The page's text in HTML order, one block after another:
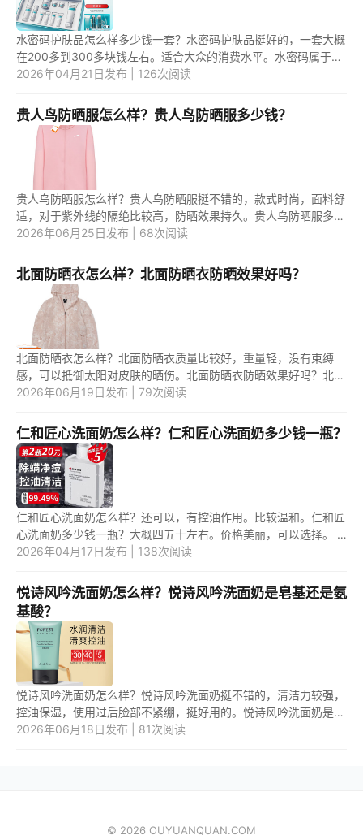
水密码护肤品怎么样多少钱一套？水密码护肤品挺好的，一套大概
在200多到300多块钱左右。适合大众的消费水平。水密码属于什
么档次的品牌？水密码属于中等档次，性价比比较高。 1.水密码护
2026年04月21日发布 | 126次阅读
贵人鸟防晒服怎么样？贵人鸟防晒服多少钱？
贵人鸟防晒服怎么样？贵人鸟防晒服挺不错的，款式时尚，面料舒
适，对于紫外线的隔绝比较高，防晒效果持久。贵人鸟防晒服多少
钱？贵人鸟防晒服的价格一般在50~200元之间。 1.贵人鸟防晒服
2026年06月25日发布 | 68次阅读
北面防晒衣怎么样？北面防晒衣防晒效果好吗？
北面防晒衣怎么样？北面防晒衣质量比较好，重量轻，没有束缚
感，可以抵御太阳对皮肤的晒伤。北面防晒衣防晒效果好吗？北面
防晒衣防晒效果挺不错的。 1.北面防晒衣怎么样？ 北面防晒衣质
2026年06月19日发布 | 79次阅读
仁和匠心洗面奶怎么样？仁和匠心洗面奶多少钱一瓶？
仁和匠心洗面奶怎么样？还可以，有控油作用。比较温和。仁和匠
心洗面奶多少钱一瓶？大概四五十左右。价格美丽，可以选择。 1.
仁和匠心洗面奶怎么样？ 仁和匠心洗面奶，相对来说还可以。可
2026年04月17日发布 | 138次阅读
悦诗风吟洗面奶怎么样？悦诗风吟洗面奶是皂基还是氨
基酸？
悦诗风吟洗面奶怎么样？悦诗风吟洗面奶挺不错的，清洁力较强，
控油保湿，使用过后脸部不紧绷，挺好用的。悦诗风吟洗面奶是皂
基还是氨基酸？悦诗风吟洗面奶应该是氨基酸的，温和不刺激。 1.
2026年06月18日发布 | 81次阅读
© 2026 OUYUANQUAN.COM